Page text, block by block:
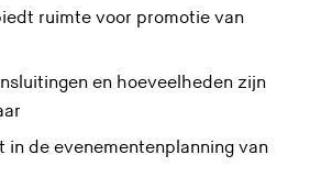
ruimte voor promotie van
en hoeveelheden zijn
in de evenementenplanning van